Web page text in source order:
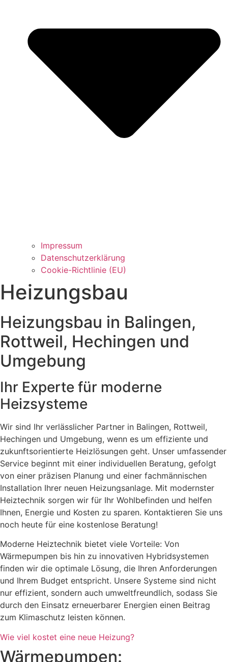
Impressum
Datenschutzerklärung
Cookie-Richtlinie (EU)
Heizungsbau
Heizungsbau in Balingen,
Rottweil, Hechingen und
Umgebung
Ihr Experte für moderne
Heizsysteme
Wir sind Ihr verlässlicher Partner in Balingen, Rottweil,
Hechingen und Umgebung, wenn es um effiziente und
zukunftsorientierte Heizlösungen geht. Unser umfassender
Service beginnt mit einer individuellen Beratung, gefolgt
von einer präzisen Planung und einer fachmännischen
Installation Ihrer neuen Heizungsanlage. Mit modernster
Heiztechnik sorgen wir für Ihr Wohlbefinden und helfen
Ihnen, Energie und Kosten zu sparen. Kontaktieren Sie uns
noch heute für eine kostenlose Beratung!
Moderne Heiztechnik bietet viele Vorteile: Von
Wärmepumpen bis hin zu innovativen Hybridsystemen
finden wir die optimale Lösung, die Ihren Anforderungen
und Ihrem Budget entspricht. Unsere Systeme sind nicht
nur effizient, sondern auch umweltfreundlich, sodass Sie
durch den Einsatz erneuerbarer Energien einen Beitrag
zum Klimaschutz leisten können.
Wie viel kostet eine neue Heizung?
Wärmepumpen: